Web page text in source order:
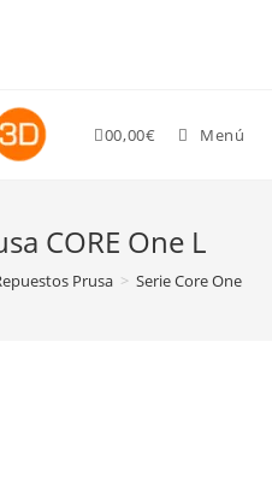
00,00€ Menú
CORE One L
Prusa > Serie Core One L